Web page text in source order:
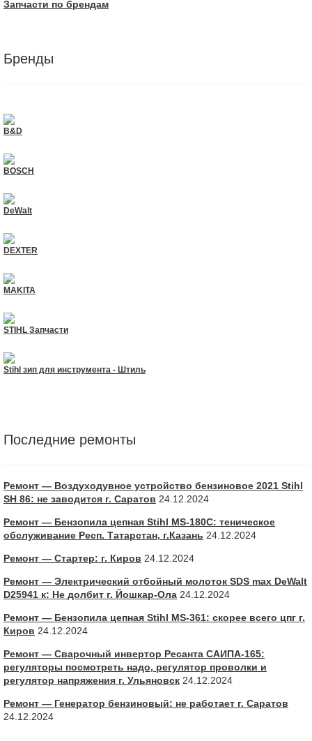
Запчасти по брендам
Бренды
B&D
BOSCH
DeWalt
DEXTER
MAKITA
STIHL Запчасти
Stihl зип для инструмента - Штиль
Последние ремонты
Ремонт — Воздуходувное устройство бензиновое 2021 Stihl
SH 86: не заводится г. Саратов 24.12.2024
Ремонт — Бензопила цепная Stihl MS-180С: теническое
обслуживание Респ. Татарстан, г.Казань 24.12.2024
Ремонт — Стартер: г. Киров 24.12.2024
Ремонт — Электрический отбойный молоток SDS max DeWalt
D25941 к: Не долбит г. Йошкар-Ола 24.12.2024
Ремонт — Бензопила цепная Stihl MS-361: скорее всего цпг г.
Киров 24.12.2024
Ремонт — Сварочный инвертор Ресанта САИПА-165:
регуляторы посмотреть надо, регулятор проволки и
регулятор напряжения г. Ульяновск 24.12.2024
Ремонт — Генератор бензиновый: не работает г. Саратов
24.12.2024